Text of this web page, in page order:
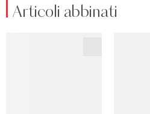
Articoli abbinati